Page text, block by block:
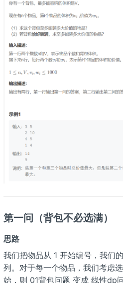
第一问（背包不必选满）
思路
我们把物品从 1 开始编号，我们
列。对于每一个物品，我们考虑
始，则 01背包问题 变成 线性dp